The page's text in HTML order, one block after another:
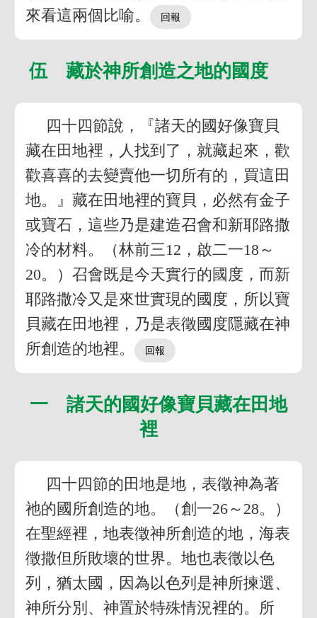
來看這兩個比喻。
伍 藏於神所創造之地的國度
四十四節說，『諸天的國好像寶貝
藏在田地裡，人找到了，就藏起來，歡
歡喜喜的去變賣他一切所有的，買這田
地。』藏在田地裡的寶貝，必然有金子
或寶石，這些乃是建造召會和新耶路撒
冷的材料。（林前三12，啟二一18～
20。）召會既是今天實行的國度，而新
耶路撒冷又是來世實現的國度，所以寶
貝藏在田地裡，乃是表徵國度隱藏在神
所創造的地裡。
一 諸天的國好像寶貝藏在田地
裡
四十四節的田地是地，表徵神為著
祂的國所創造的地。（創一26～28。）
在聖經裡，地表徵神所創造的地，海表
徵撒但所敗壞的世界。地也表徵以色
列，猶太國，因為以色列是神所揀選、
神所分別、神置於特殊情況裡的。所